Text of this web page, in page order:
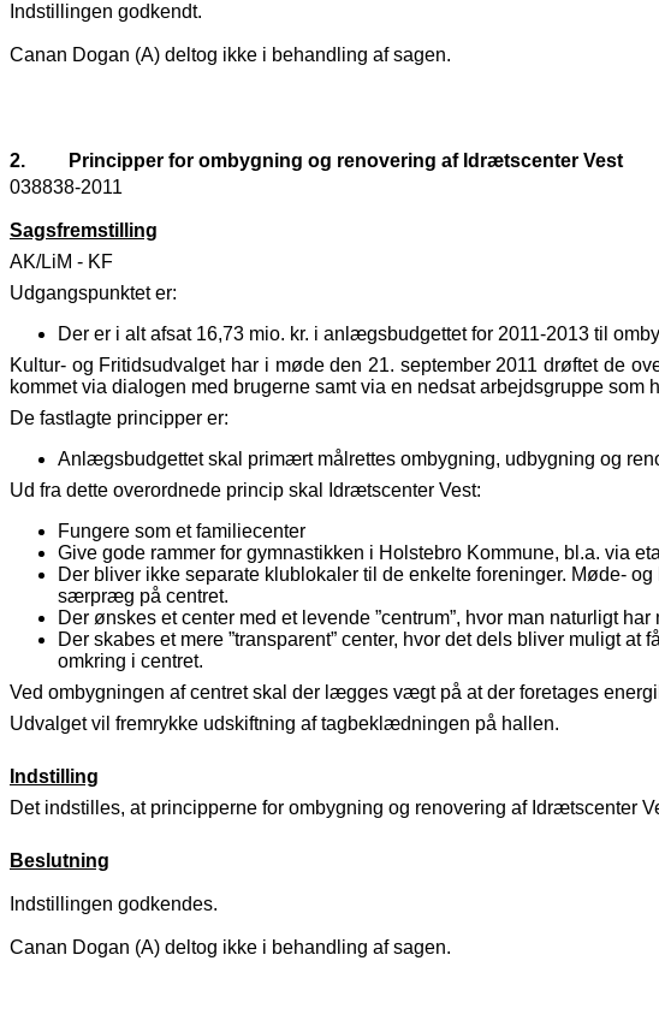
Indstillingen godkendt.
Canan Dogan (A) deltog ikke i behandling af sagen.
2.
Principper for ombygning og renovering af Idrætscenter Vest
038838-2011
Sagsfremstilling
AK/LiM - KF
Udgangspunktet er:
Der er i alt afsat 16,73 mio. kr. i anlægsbudgettet for 2011-2013 til
Kultur- og Fritidsudvalget har i møde den 21. september 2011 drøftet de
kommet via dialogen med brugerne samt via en nedsat arbejdsgruppe som
De fastlagte principper er:
Anlægsbudgettet skal primært målrettes ombygning, udbygning og
Ud fra dette overordnede princip skal Idrætscenter Vest:
Fungere som et familiecenter
Give gode rammer for gymnastikken i Holstebro Kommune, bl.a. via
Der bliver ikke separate klublokaler til de enkelte foreninger. Møde-
særpræg på centret.
Der ønskes et center med et levende ”centrum”, hvor man naturligt
Der skabes et mere ”transparent” center, hvor det dels bliver muligt
omkring i centret.
Ved ombygningen af centret skal der lægges vægt på at der foretages
Udvalget vil fremrykke udskiftning af tagbeklædningen på hallen.
Indstilling
Det indstilles, at principperne for ombygning og renovering af Idrætscenter
Beslutning
Indstillingen godkendes.
Canan Dogan (A) deltog ikke i behandling af sagen.